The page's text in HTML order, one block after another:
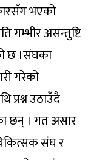
भएको
गम्भीर असन्तुष्टि
छ ।संघका
गरेको
प्रश्न उठाउँदै
छन् । गत असार
संघ र